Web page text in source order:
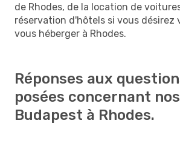
de Rhodes, de la location de
réservation d'hôtels si vous désirez
vous héberger à Rhodes.
Réponses aux
posées concernant
Budapest à Rhodes.